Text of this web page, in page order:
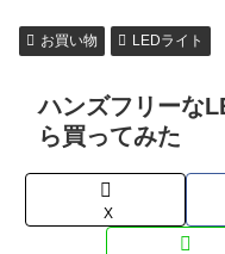
お買い物 LEDライト
ハンズフリーな
ら買ってみた
X